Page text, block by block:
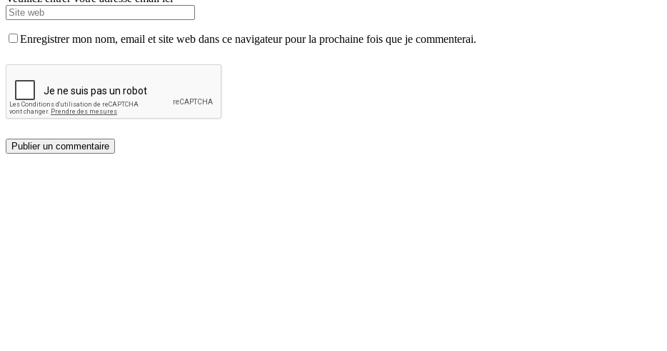
Enregistrer mon nom, email et site web dans ce navigateur pour la prochaine fois que je commenterai.